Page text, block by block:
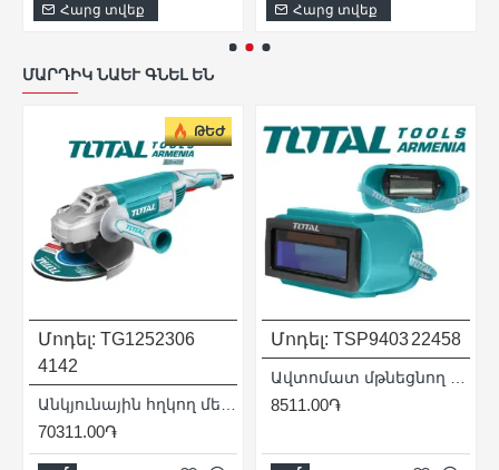
Հարց տվեք
Հարց տվեք
ՄԱՐԴԻԿ ՆԱԵՒ ԳՆԵԼ ԵՆ
ԹԵԺ
Մոդել: TG1252306
4142
70311.00֏
Մոդել: TSP940322458
8511.00֏